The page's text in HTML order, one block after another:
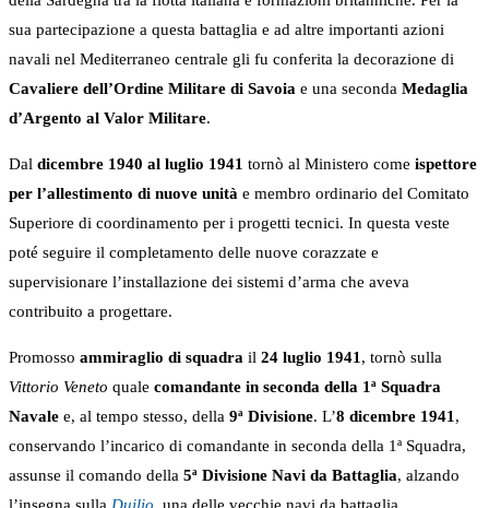
sua partecipazione a questa battaglia e ad altre importanti azioni
navali nel Mediterraneo centrale gli fu conferita la decorazione di
Cavaliere dell’Ordine Militare di Savoia e una seconda Medaglia
d’Argento al Valor Militare.
Dal dicembre 1940 al luglio 1941 tornò al Ministero come ispettore
per l’allestimento di nuove unità e membro ordinario del Comitato
Superiore di coordinamento per i progetti tecnici. In questa veste
poté seguire il completamento delle nuove corazzate e
supervisionare l’installazione dei sistemi d’arma che aveva
contribuito a progettare.
Promosso ammiraglio di squadra il 24 luglio 1941 , tornò sulla
Vittorio Veneto quale comandante in seconda della 1ª Squadra
Navale e, al tempo stesso, della 9ª Divisione. L’8 dicembre 1941 ,
conservando l’incarico di comandante in seconda della 1ª Squadra,
assunse il comando della 5ª Divisione Navi da Battaglia, alzando
l’insegna sulla Duilio, una delle vecchie navi da battaglia